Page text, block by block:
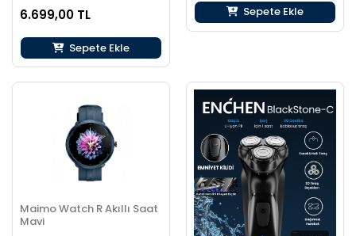
6.699,00 TL
Sepete Ekle
Sepete Ekle
Maimo Watch R Akıllı Saat
Mavi